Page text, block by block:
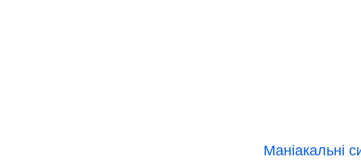
Маніакальні